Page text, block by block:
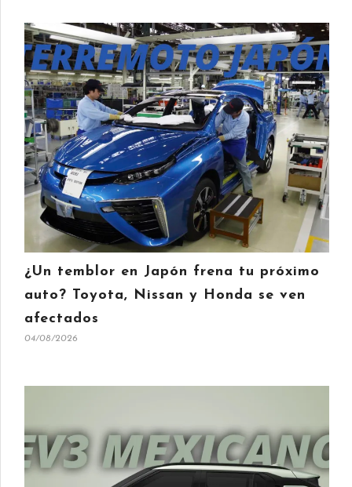
¿Un temblor en Japón frena tu próximo
auto? Toyota, Nissan y Honda se ven
afectados
04/08/2026